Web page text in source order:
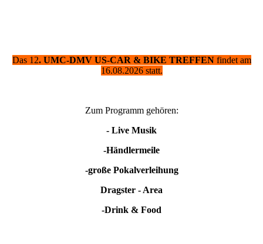
Das 12. UMC-DMV US-CAR & BIKE TREFFENfindet am
16.08.2026 statt.
Zum Programm gehören:
- Live Musik
-Händlermeile
-große Pokalverleihung
Dragster - Area
-Drink & Food